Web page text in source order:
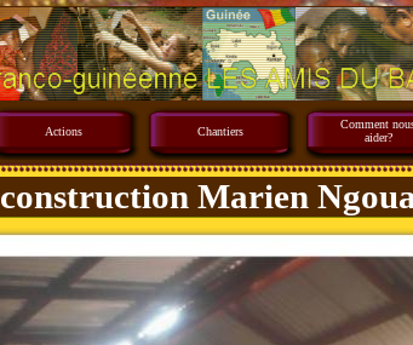
Actions Chantiers
Comment
aider?
construction Marien